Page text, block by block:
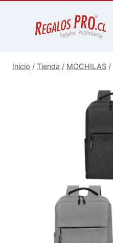
Inicio / Tienda / MOCHILAS /